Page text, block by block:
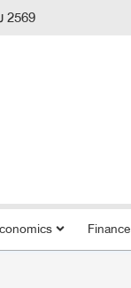
2569
Finance